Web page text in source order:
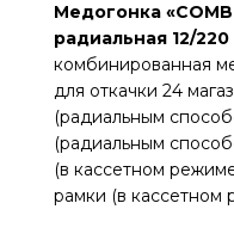
Медогонка «
радиальная 12/220
комбинированная
для откачки 24
(радиальным
(радиальным
(в кассетном
рамки (в кассетном